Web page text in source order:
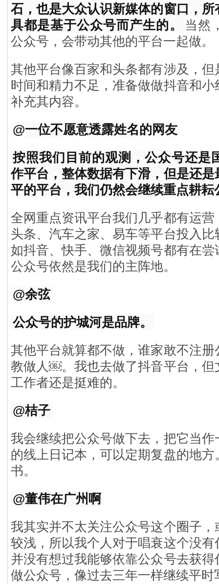
石，也是大众认识新媒体的窗口，
具都是基于公众号而产生的。
当然
公众号，会带动其他的平台一起做。
其他平台像百家和头条都有涉及，
时间和精力不足，准备做做抖音和
补充其内容。
@一位不愿意透露姓名的网友
按照我们目前的观测，公众号还是
作平台，整体数据有下滑，但是还
平的平台，我们仍然会继续重点耕耘
全网重点资讯平台我们几乎都有运
头条、汽车之家、易车等平台投入
如抖音、快手、微信视频号都有在
公众号依然是我们的主阵地。
@余弦
公众号的护城河是品牌。
其他平台就算都不做，谁家敢不注
教做人￼。我也去做了抖音平台，但
工作者还是挺难的。
@桔子
我会继续把公众号做下去，把它当
的线上日记本，可以定期复盘的地
书。
@董伟在广州啊
我其实并不太关注公众号这个圈子
较浅，所以我个人对于唱衰这个没
并没有想过我能够依靠公众号去获
做公众号，像过去三年一样继续平时